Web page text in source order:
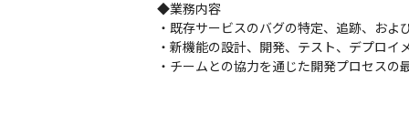
◆業務内容
・既存サービスのバグの特定、追跡、およ
・新機能の設計、開発、テスト、デプロイ
・チームとの協力を通じた開発プロセスの